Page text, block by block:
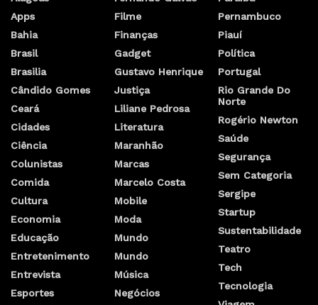
Apps
Bahia
Brasil
Brasilia
Cândido Gomes
Ceará
Cidades
Ciência
Colunistas
Comida
Cultura
Economia
Educação
Entretenimento
Entrevista
Esportes
Filme
Finanças
Gadget
Gustavo Henrique
Justiça
Liliane Pedrosa
Literatura
Maranhão
Marcas
Marcelo Costa
Mobile
Moda
Mundo
Mundo
Música
Negócios
Pernambuco
Piauí
Política
Portugal
Rio Grande Do
Norte
Rogério Newton
Saúde
Segurança
Sem Categoria
Sergipe
Startup
Sustentabilidade
Teatro
Tech
Tecnologia